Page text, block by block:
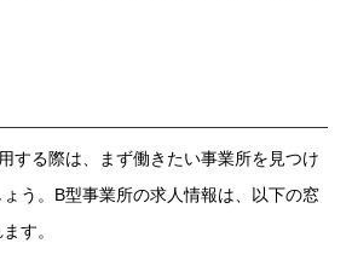
する際は、まず働きたい事業所を見つけ
う。B型事業所の求人情報は、以下の窓
す。